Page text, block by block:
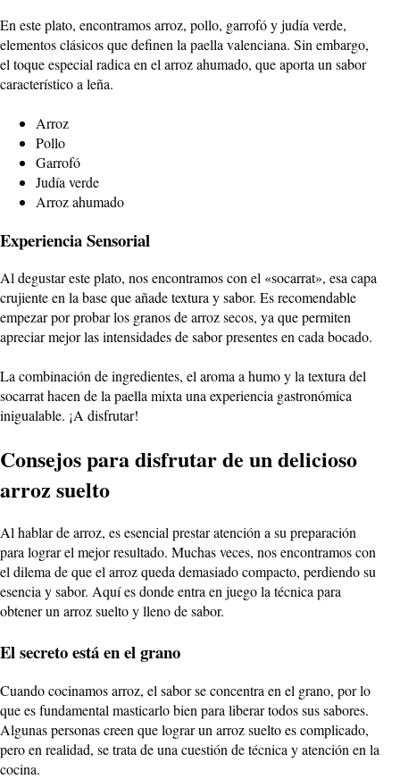
En este plato, encontramos arroz, pollo, garrofó y judía verde,
elementos clásicos que definen la paella valenciana. Sin embargo,
el toque especial radica en el arroz ahumado, que aporta un sabor
característico a leña.
Arroz
Pollo
Garrofó
Judía verde
Arroz ahumado
Experiencia Sensorial
Al degustar este plato, nos encontramos con el «socarrat», esa capa
crujiente en la base que añade textura y sabor. Es recomendable
empezar por probar los granos de arroz secos, ya que permiten
apreciar mejor las intensidades de sabor presentes en cada bocado.
La combinación de ingredientes, el aroma a humo y la textura del
socarrat hacen de la paella mixta una experiencia gastronómica
inigualable. ¡A disfrutar!
Consejos para disfrutar de un delicioso
arroz suelto
Al hablar de arroz, es esencial prestar atención a su preparación
para lograr el mejor resultado. Muchas veces, nos encontramos con
el dilema de que el arroz queda demasiado compacto, perdiendo su
esencia y sabor. Aquí es donde entra en juego la técnica para
obtener un arroz suelto y lleno de sabor.
El secreto está en el grano
Cuando cocinamos arroz, el sabor se concentra en el grano, por lo
que es fundamental masticarlo bien para liberar todos sus sabores.
Algunas personas creen que lograr un arroz suelto es complicado,
pero en realidad, se trata de una cuestión de técnica y atención en la
cocina.